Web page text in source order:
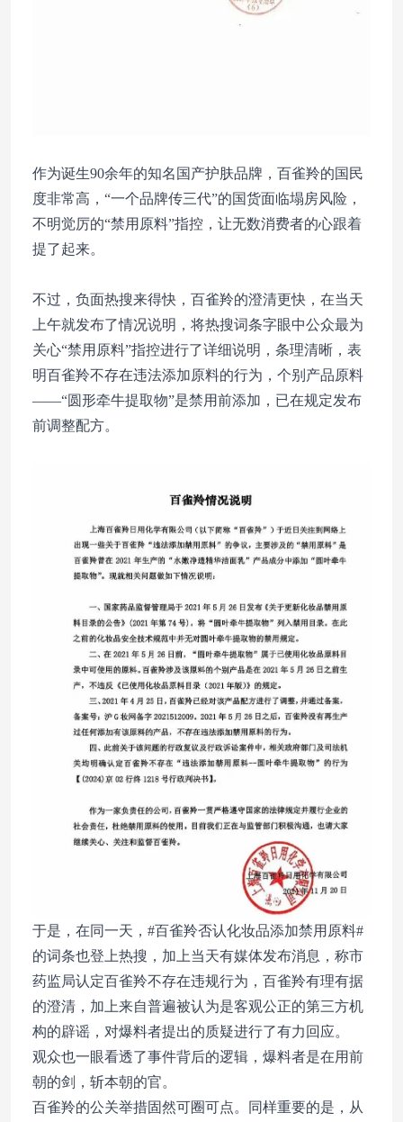
作为诞生90余年的知名国产护肤品牌，百雀羚的国民
度非常高，“一个品牌传三代”的国货面临塌房风险，
不明觉厉的“禁用原料”指控，让无数消费者的心跟着
提了起来。
不过，负面热搜来得快，百雀羚的澄清更快，在当天
上午就发布了情况说明，将热搜词条字眼中公众最为
关心“禁用原料”指控进行了详细说明，条理清晰，表
明百雀羚不存在违法添加原料的行为，个别产品原料
——“圆形牵牛提取物”是禁用前添加，已在规定发布
前调整配方。
于是，在同一天，#百雀羚否认化妆品添加禁用原料#
的词条也登上热搜，加上当天有媒体发布消息，称市
药监局认定百雀羚不存在违规行为，百雀羚有理有据
的澄清，加上来自普遍被认为是客观公正的第三方机
构的辟谣，对爆料者提出的质疑进行了有力回应。
观众也一眼看透了事件背后的逻辑，爆料者是在用前
朝的剑，斩本朝的官。
百雀羚的公关举措固然可圈可点。同样重要的是，从